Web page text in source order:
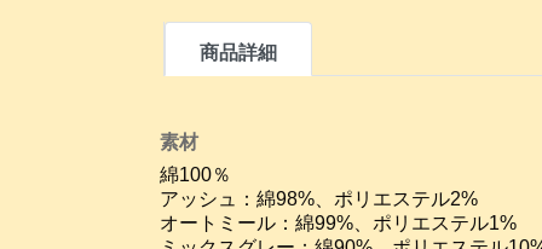
商品詳細
素材
綿100％
アッシュ：綿98%、ポリエステル2%
オートミール：綿99%、ポリエステル1%